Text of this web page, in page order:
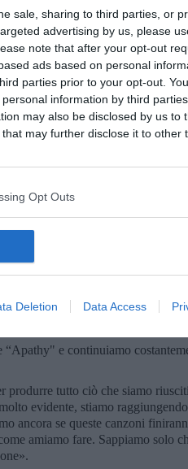
sale, sharing to third parties, or
advertising by us, please
note that after your opt-out
ads based on personal
parties prior to your opt-out.
information by third
may also be disclosed by us to
that may further disclose it to other
Opt Outs
Deletion Data Access
ha portato ad aumentare il
progetti alternativi con altre
altri progetti oltre a questo. Le
progetti o più band con lo
a scrittura di nuovi brani e prove.
altri musicisti e altre idee».
sogno nel cassetto”?
ci piacerebbe molto poter arrivare
internazionale».
e spesso il significato muta nel
che ci spingono sempre più
obiettivi senza fermarsi mai e
fare di questa passione il nostro
e continuiamo
produrre tutto ciò che siamo
evidente, stiamo
ancora se queste canzoni
amiamo fare. Sappiamo solo